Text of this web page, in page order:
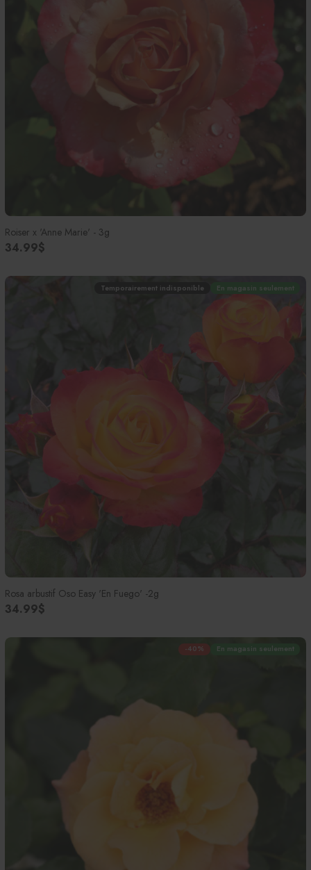
Roiser x 'Anne Marie' - 3g
34.99$
Temporairement indisponible En magasin seulement
Rosa arbustif Oso Easy 'En Fuego' -2g
34.99$
-40% En magasin seulement